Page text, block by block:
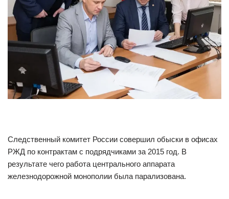
Следственный комитет России совершил обыски в офисах
РЖД по контрактам с подрядчиками за 2015 год. В
результате чего работа центрального аппарата
железнодорожной монополии была парализована.